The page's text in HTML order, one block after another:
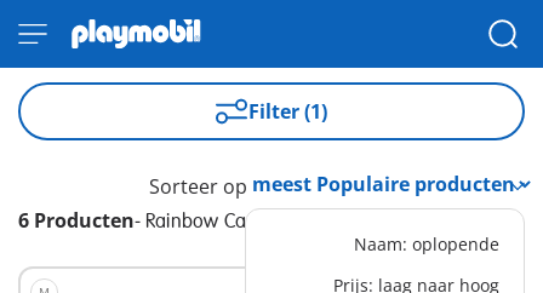
Filter (1)
6 Producten- Rainbow Castle
Sorteer op
Naam: oplopende
Prijs: laag naar hoog